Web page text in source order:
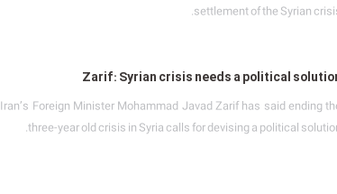
settlement of the Syrian
Zarif: Syrian crisis needs a political
Iran’s Foreign Minister Mohammad Javad Zarif has said ending
three-year old crisis in Syria calls for devising a political